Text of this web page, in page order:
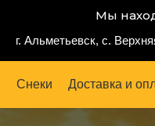
Мы
г. Альметьевск, с.
Снеки Доставка и